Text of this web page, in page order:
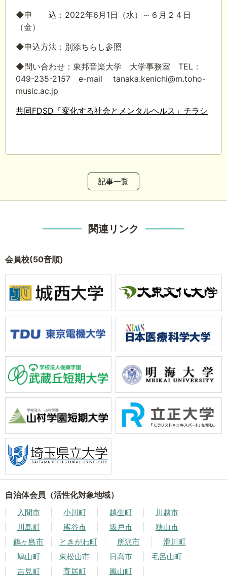
◆申 込：2022年6月1日（水）～６月２４日
（金）
◆申込方法：別添ちらし参照
◆問い合わせ：東邦音楽大学 大学事務室 TEL：
049-235-2157 e-mail tanaka.kenichi@m.toho-
music.ac.jp
共同FDSD「変化する社会とメンタルヘルス」チラシ
記事一覧
関連リンク
会員校(50音順)
自治体会員（活性化対象地域）
入間市 小川町 越生町
川越市
川島町
熊谷市 坂戸市
狭山市
鶴ヶ島市
ときがわ町 所沢市
滑川町
鳩山町
東松山市 日高市
毛呂山町
吉見町
寄居町 嵐山町